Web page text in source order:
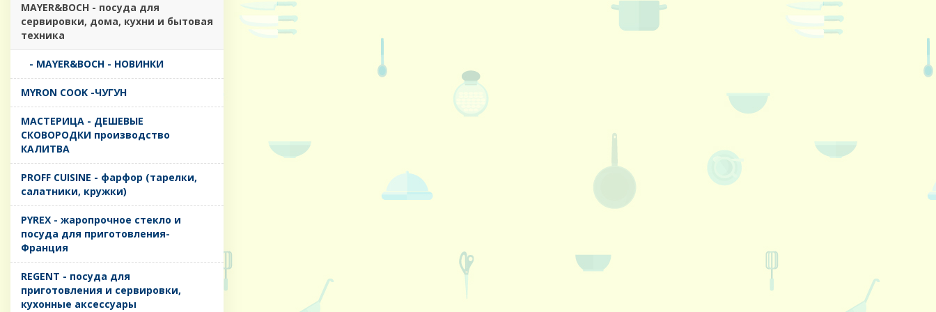
MAYER&BOCH - посуда для
сервировки, дома, кухни и бытовая
техника
- MAYER&BOCH - НОВИНКИ
MYRON COOK -ЧУГУН
MАСТЕРИЦА - ДЕШЕВЫЕ
СКОВОРОДКИ производство
КАЛИТВА
PROFF CUISINE - фарфор (тарелки,
салатники, кружки)
PYREX - жаропрочное стекло и
посуда для приготовления-
Франция
REGENT - посуда для
приготовления и сервировки,
кухонные аксессуары